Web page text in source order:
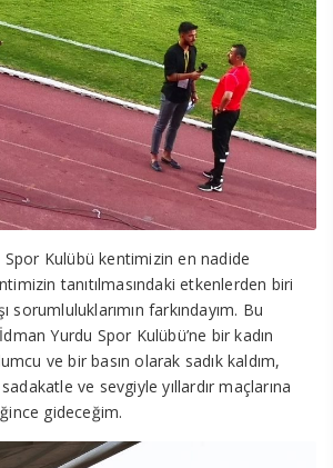
Kulübü kentimizin en nadide
tanıtılmasındaki etkenlerden biri
sorumluluklarımın farkındayım. Bu
Yurdu Spor Kulübü’ne bir kadın
ve bir basın olarak sadık kaldım,
ve sevgiyle yıllardır maçlarına
gideceğim.